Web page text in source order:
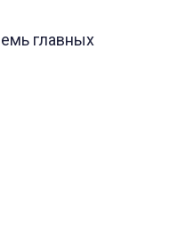
главных